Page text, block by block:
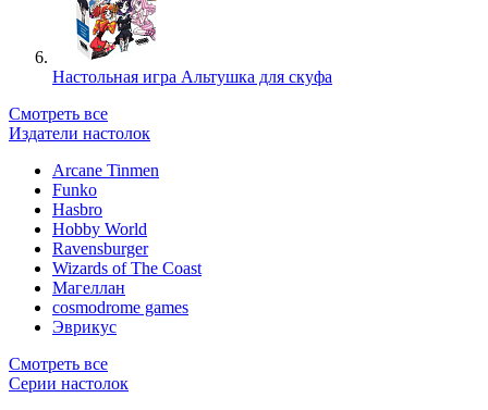
Настольная игра Альтушка для скуфа
Смотреть все
Издатели настолок
Arcane Tinmen
Funko
Hasbro
Hobby World
Ravensburger
Wizards of The Coast
Магеллан
сosmodrome games
Эврикус
Смотреть все
Серии настолок